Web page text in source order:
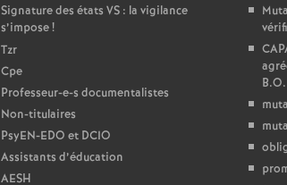
é
O
r
l
Signature des états VS: la vigilance
s’impose!
Tzr
Cpe
Professeur-e-s documentalistes
Non-titulaires
PsyEN-EDO et DCIO
Assistants d’éducation
AESH